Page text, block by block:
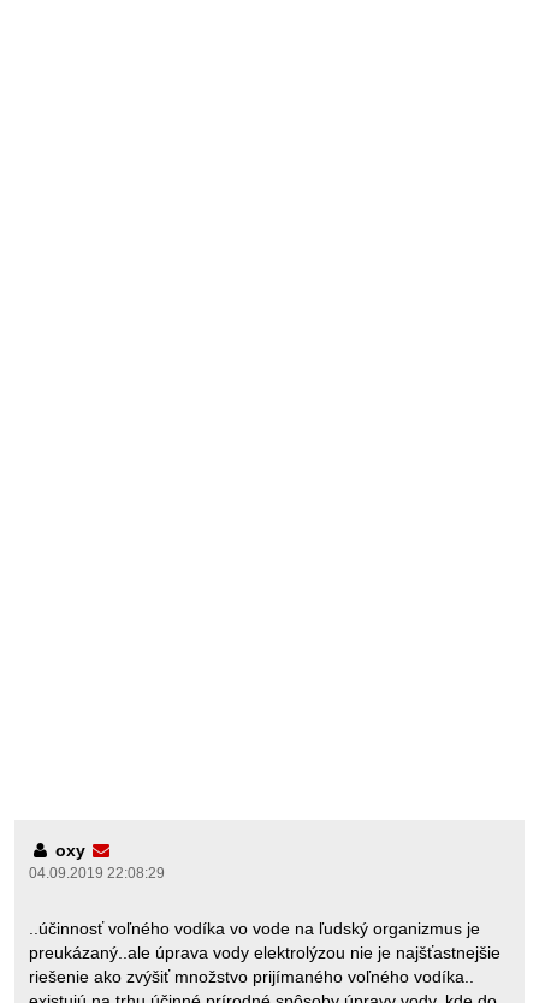
oxy
04.09.2019 22:08:29
..účinnosť voľného vodíka vo vode na ľudský organizmus je
preukázaný..ale úprava vody elektrolýzou nie je najšťastnejšie
riešenie ako zvýšiť množstvo prijímaného voľného vodíka..